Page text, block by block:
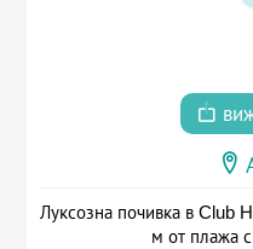
Луксозна почивка в Club
м от плажа